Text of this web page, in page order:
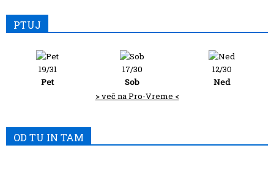
PTUJ
19/31
Pet
17/30
Sob
12/30
Ned
> več na Pro-Vreme <
OD TU IN TAM